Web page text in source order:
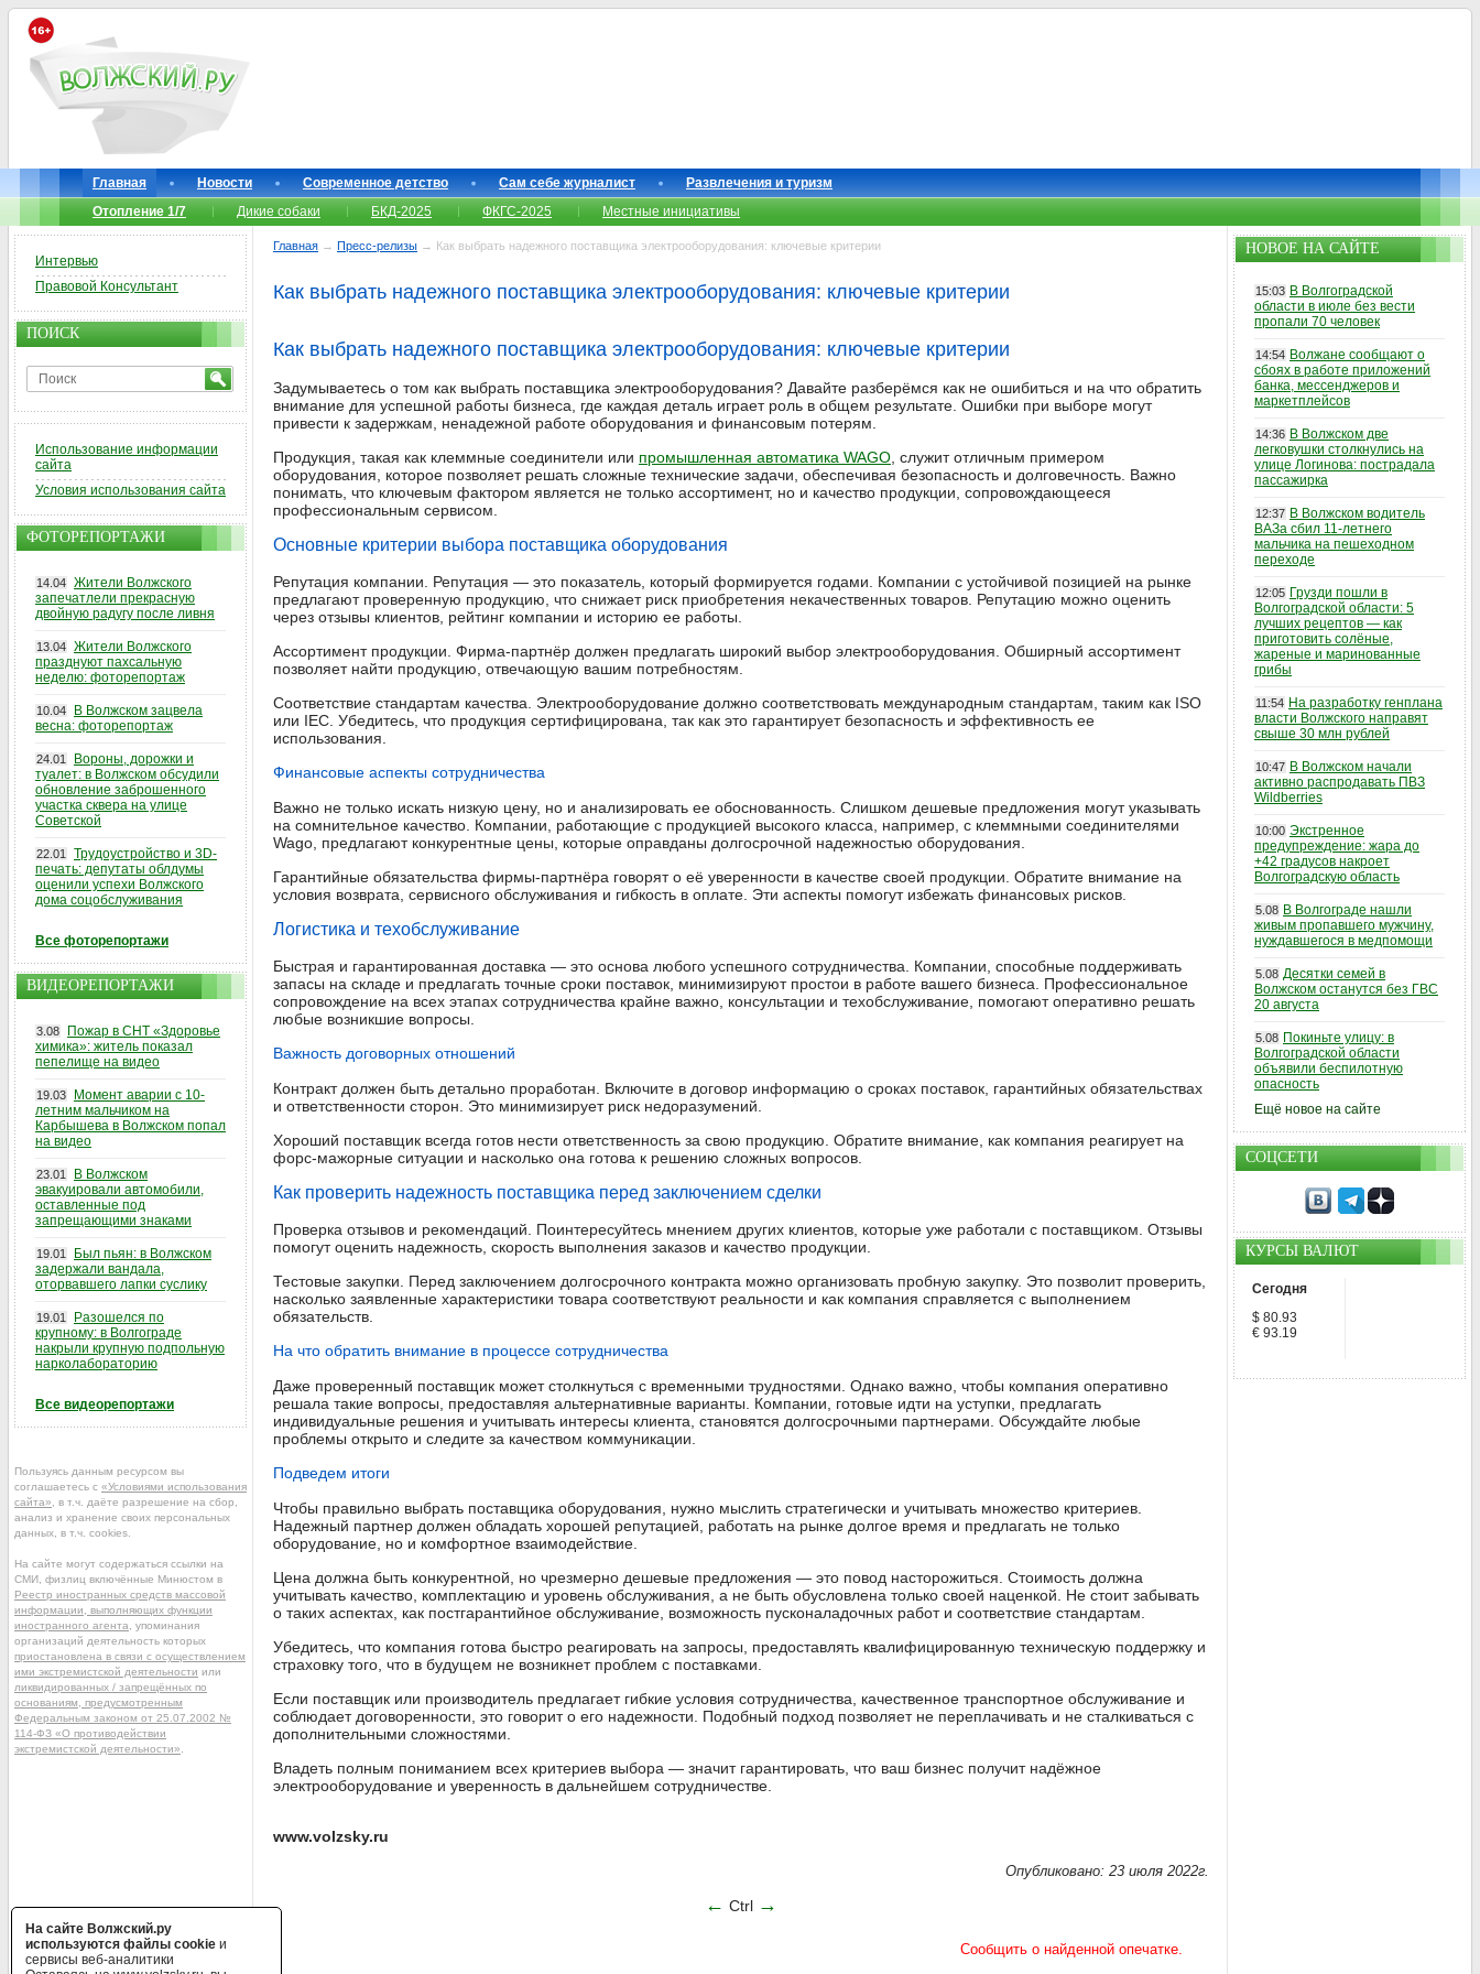
Главная Новости Современное детство Сам себе журналист
Развлечения и туризм
Отопление 1/7
Дикие собаки БКД-2025 ФКГС-2025 Местные инициативы
Главная → Пресс-релизы → Как выбрать надежного поставщика электрооборудования: ключевые критерии
Как выбрать надежного поставщика электрооборудования: ключевые критерии
Как выбрать надежного поставщика электрооборудования: ключевые критерии
Задумываетесь о том как выбрать поставщика электрооборудования? Давайте разберёмся как не ошибиться и на что обратить
внимание для успешной работы бизнеса, где каждая деталь играет роль в общем результате. Ошибки при выборе могут
привести к задержкам, ненадежной работе оборудования и финансовым потерям.
Продукция, такая как клеммные соединители или промышленная автоматика WAGO , служит отличным примером
оборудования, которое позволяет решать сложные технические задачи, обеспечивая безопасность и долговечность. Важно
понимать, что ключевым фактором является не только ассортимент, но и качество продукции, сопровождающееся
профессиональным сервисом.
Основные критерии выбора поставщика оборудования
Репутация компании. Репутация — это показатель, который формируется годами. Компании с устойчивой позицией на рынке
предлагают проверенную продукцию, что снижает риск приобретения некачественных товаров. Репутацию можно оценить
через отзывы клиентов, рейтинг компании и историю ее работы.
Ассортимент продукции. Фирма-партнёр должен предлагать широкий выбор электрооборудования. Обширный ассортимент
позволяет найти продукцию, отвечающую вашим потребностям.
Соответствие стандартам качества. Электрооборудование должно соответствовать международным стандартам, таким как ISO
или IEC. Убедитесь, что продукция сертифицирована, так как это гарантирует безопасность и эффективность ее
использования.
Финансовые аспекты сотрудничества
Важно не только искать низкую цену, но и анализировать ее обоснованность. Слишком дешевые предложения могут указывать
на сомнительное качество. Компании, работающие с продукцией высокого класса, например, с клеммными соединителями
Wago, предлагают конкурентные цены, которые оправданы долгосрочной надежностью оборудования.
Гарантийные обязательства фирмы-партнёра говорят о её уверенности в качестве своей продукции. Обратите внимание на
условия возврата, сервисного обслуживания и гибкость в оплате. Эти аспекты помогут избежать финансовых рисков.
Логистика и техобслуживание
Быстрая и гарантированная доставка — это основа любого успешного сотрудничества. Компании, способные поддерживать
запасы на складе и предлагать точные сроки поставок, минимизируют простои в работе вашего бизнеса. Профессиональное
сопровождение на всех этапах сотрудничества крайне важно, консультации и техобслуживание, помогают оперативно решать
любые возникшие вопросы.
Важность договорных отношений
Контракт должен быть детально проработан. Включите в договор информацию о сроках поставок, гарантийных обязательствах
и ответственности сторон. Это минимизирует риск недоразумений.
Хороший поставщик всегда готов нести ответственность за свою продукцию. Обратите внимание, как компания реагирует на
форс-мажорные ситуации и насколько она готова к решению сложных вопросов.
Как проверить надежность поставщика перед заключением сделки
Проверка отзывов и рекомендаций. Поинтересуйтесь мнением других клиентов, которые уже работали с поставщиком. Отзывы
помогут оценить надежность, скорость выполнения заказов и качество продукции.
Тестовые закупки. Перед заключением долгосрочного контракта можно организовать пробную закупку. Это позволит проверить,
насколько заявленные характеристики товара соответствуют реальности и как компания справляется с выполнением
обязательств.
На что обратить внимание в процессе сотрудничества
Даже проверенный поставщик может столкнуться с временными трудностями. Однако важно, чтобы компания оперативно
решала такие вопросы, предоставляя альтернативные варианты. Компании, готовые идти на уступки, предлагать
индивидуальные решения и учитывать интересы клиента, становятся долгосрочными партнерами. Обсуждайте любые
проблемы открыто и следите за качеством коммуникации.
Подведем итоги
Чтобы правильно выбрать поставщика оборудования, нужно мыслить стратегически и учитывать множество критериев.
Надежный партнер должен обладать хорошей репутацией, работать на рынке долгое время и предлагать не только
оборудование, но и комфортное взаимодействие.
Цена должна быть конкурентной, но чрезмерно дешевые предложения — это повод насторожиться. Стоимость должна
учитывать качество, комплектацию и уровень обслуживания, а не быть обусловлена только своей наценкой. Не стоит забывать
о таких аспектах, как постгарантийное обслуживание, возможность пусконаладочных работ и соответствие стандартам.
Убедитесь, что компания готова быстро реагировать на запросы, предоставлять квалифицированную техническую поддержку и
страховку того, что в будущем не возникнет проблем с поставками.
Если поставщик или производитель предлагает гибкие условия сотрудничества, качественное транспортное обслуживание и
соблюдает договоренности, это говорит о его надежности. Подобный подход позволяет не переплачивать и не сталкиваться с
дополнительными сложностями.
Владеть полным пониманием всех критериев выбора — значит гарантировать, что ваш бизнес получит надёжное
электрооборудование и уверенность в дальнейшем сотрудничестве.
www.volzsky.ru
Опубликовано: 23 июля 2022г.
← Ctrl →
Интервью
Правовой Консультант
ПОИСК
Использование информации
сайта
Условия использования сайта
ФОТОРЕПОРТАЖИ
14.04 Жители Волжского
запечатлели прекрасную
двойную радугу после ливня
13.04 Жители Волжского
празднуют пахсальную
неделю: фоторепортаж
10.04
В Волжском зацвела
весна: фоторепортаж
24.01
Вороны, дорожки и
туалет: в Волжском обсудили
обновление заброшенного
участка сквера на улице
Советской
22.01
Трудоустройство и 3D-
печать: депутаты облдумы
оценили успехи Волжского
дома соцобслуживания
Все фоторепортажи
ВИДЕОРЕПОРТАЖИ
3.08
Пожар в СНТ «Здоровье
химика»: житель показал
пепелище на видео
19.03
Момент аварии с 10-
летним мальчиком на
Карбышева в Волжском попал
на видео
23.01
В Волжском
эвакуировали автомобили,
оставленные под
запрещающими знаками
19.01
Был пьян: в Волжском
задержали вандала,
оторвавшего лапки суслику
19.01
Разошелся по
крупному: в Волгограде
накрыли крупную подпольную
нарколабораторию
Все видеорепортажи
Пользуясь данным ресурсом вы
соглашаетесь с «Условиями использования
сайта» , в т.ч. даёте разрешение на сбор,
анализ и хранение своих персональных
данных, в т.ч. cookies.
На сайте могут содержаться ссылки на
СМИ, физлиц включённые Минюстом в
Реестр иностранных средств массовой
информации, выполняющих функции
иностранного агента , упоминания
организаций деятельность которых
приостановлена в связи с осуществлением
ими экстремистской деятельности или
ликвидированных / запрещённых по
основаниям, предусмотренным
Федеральным законом от 25.07.2002 №
114-ФЗ «О противодействии
экстремистской деятельности»
НОВОЕ НА САЙТЕ
15:03 В Волгоградской
области в июле без вести
пропали 70 человек
14:54 Волжане сообщают о
сбоях в работе приложений
банка, мессенджеров и
маркетплейсов
14:36 В Волжском две
легковушки столкнулись на
улице Логинова: пострадала
пассажирка
12:37 В Волжском водитель
ВАЗа сбил 11-летнего
мальчика на пешеходном
переходе
12:05 Грузди пошли в
Волгоградской области: 5
лучших рецептов — как
приготовить солёные,
жареные и маринованные
грибы
11:54 На разработку генплана
власти Волжского направят
свыше 30 млн рублей
10:47 В Волжском начали
активно распродавать ПВЗ
Wildberries
10:00 Экстренное
предупреждение: жара до
+42 градусов накроет
Волгоградскую область
5.08 В Волгограде нашли
живым пропавшего мужчину,
нуждавшегося в медпомощи
5.08 Десятки семей в
Волжском останутся без ГВС
20 августа
5.08 Покиньте улицу: в
Волгоградской области
объявили беспилотную
опасность
Ещё новое на сайте
СОЦСЕТИ
КУРСЫ ВАЛЮТ
Сегодня
$ 80.93
€ 93.19
На сайте Волжский.ру
используются файлы cookie и
сервисы веб-аналитики